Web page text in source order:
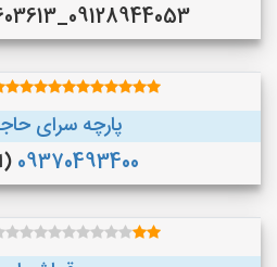
09128944053_02155603613 (تهران)
پارچه سرای
09370493400